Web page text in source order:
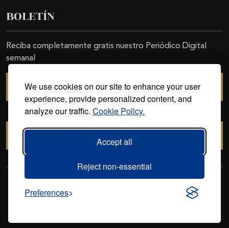
We use cookies on our site to enhance your user
experience, provide personalized content, and
analyze our traffic. Cookie Policy.
Accept all
Reject non-essential
Preferences
BOLETÍN
Reciba completamente gratis nuestro Periódico Digital
semanal
SUSCRIBIRSE
reservados. Desarrollado por
.